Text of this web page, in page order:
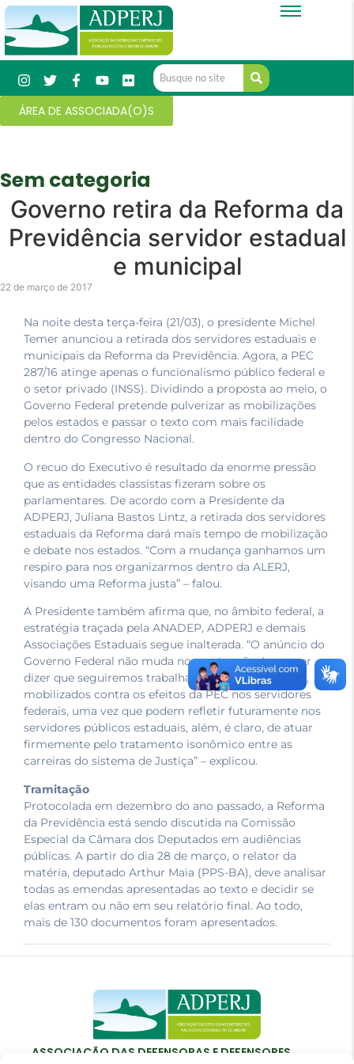
ÁREA DE ASSOCIADA(O)S
Sem categoria
Governo retira da Reforma da
Previdência servidor estadual
e municipal
22 de março de 2017
Na noite desta terça-feira (21/03), o presidente Michel
Temer anunciou a retirada dos servidores estaduais e
municipais da Reforma da Previdência. Agora, a PEC
287/16 atinge apenas o funcionalismo público federal e
o setor privado (INSS). Dividindo a proposta ao meio, o
Governo Federal pretende pulverizar as mobilizações
pelos estados e passar o texto com mais facilidade
dentro do Congresso Nacional.
O recuo do Executivo é resultado da enorme pressão
que as entidades classistas fizeram sobre os
parlamentares. De acordo com a Presidente da
ADPERJ, Juliana Bastos Lintz, a retirada dos servidores
estaduais da Reforma dará mais tempo de mobilização
e debate nos estados. “Com a mudança ganhamos um
respiro para nos organizarmos dentro da ALERJ,
visando uma Reforma justa” – falou.
A Presidente também afirma que, no âmbito federal, a
estratégia traçada pela ANADEP, ADPERJ e demais
Associações Estaduais segue inalterada. “O anúncio do
Governo Federal não muda nossa atuação. Isso quer
dizer que seguiremos trabalhando nossas emendas,
mobilizados contra os efeitos da PEC nos servidores
federais, uma vez que podem refletir futuramente nos
servidores públicos estaduais, além, é claro, de atuar
firmemente pelo tratamento isonômico entre as
carreiras do sistema de Justiça” – explicou.
Tramitação
Protocolada em dezembro do ano passado, a Reforma
da Previdência está sendo discutida na Comissão
Especial da Câmara dos Deputados em audiências
públicas. A partir do dia 28 de março, o relator da
matéria, deputado Arthur Maia (PPS-BA), deve analisar
todas as emendas apresentadas ao texto e decidir se
elas entram ou não em seu relatório final. Ao todo,
mais de 130 documentos foram apresentados.
ASSOCIAÇÃO DAS DEFENSORAS E DEFENSORES